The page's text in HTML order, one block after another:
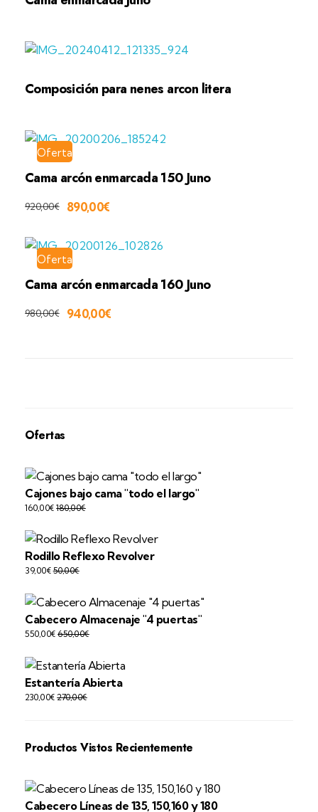
Composición para nenes arcon litera
Oferta
Cama arcón enmarcada 150 Juno
890,00€
920,00€
Oferta
Cama arcón enmarcada 160 Juno
940,00€
980,00€
Ofertas
Cajones bajo cama "todo el largo"
160,00€ 180,00€
Rodillo Reflexo Revolver
39,00€50,00€
Cabecero Almacenaje "4 puertas"
550,00€ 650,00€
Estantería Abierta
230,00€ 270,00€
Productos Vistos Recientemente
Cabecero Líneas de 135, 150,160 y 180